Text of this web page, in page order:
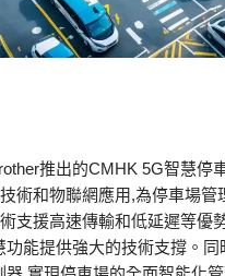
推出的CMHK 5G智慧停
術和物聯網應用,為停車場管
支援高速傳輸和低延遲等優
功能提供強大的技術支撐。同